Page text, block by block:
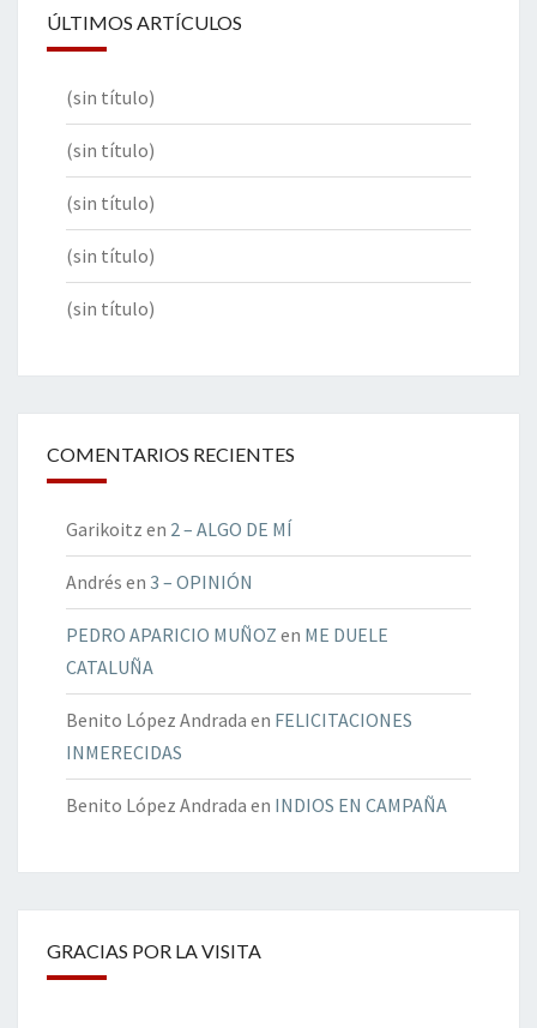
ÚLTIMOS ARTÍCULOS
(sin título)
(sin título)
(sin título)
(sin título)
(sin título)
COMENTARIOS RECIENTES
Garikoitz en 2 – ALGO DE MÍ
Andrés en 3 – OPINIÓN
PEDRO APARICIO MUÑOZ en ME DUELE
CATALUÑA
Benito López Andrada en FELICITACIONES
INMERECIDAS
Benito López Andrada en INDIOS EN CAMPAÑA
GRACIAS POR LA VISITA